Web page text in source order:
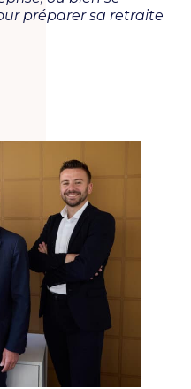
préparer sa retraite